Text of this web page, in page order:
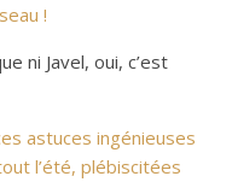
!
ni Javel, oui, c’est
astuces ingénieuses
l’été, plébiscitées